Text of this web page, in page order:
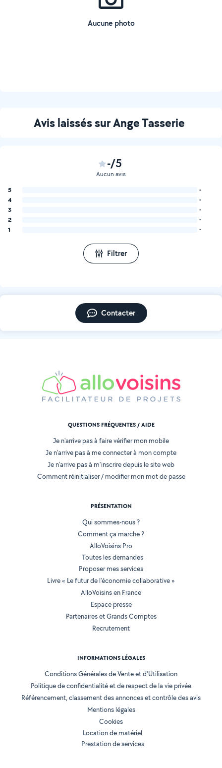
Aucune photo
Avis laissés sur Ange Tasserie
-/5
Aucun avis
5
-
4
-
3
-
2
-
1
-
Filtrer
Contacter
QUESTIONS FRÉQUENTES / AIDE
Je n'arrive pas à faire vérifier mon mobile
Je n'arrive pas à me connecter à mon compte
Je n'arrive pas à m'inscrire depuis le site web
Comment réinitialiser / modifier mon mot de passe
PRÉSENTATION
Qui sommes-nous ?
Comment ça marche ?
AlloVoisins Pro
Toutes les demandes
Proposer mes services
Livre « Le futur de l'économie collaborative »
AlloVoisins en France
Espace presse
Partenaires et Grands Comptes
Recrutement
INFORMATIONS LÉGALES
Conditions Générales de Vente et d'Utilisation
Politique de confidentialité et de respect de la vie privée
Référencement, classement des annonces et contrôle des avis
Mentions légales
Cookies
Location de matériel
Prestation de services